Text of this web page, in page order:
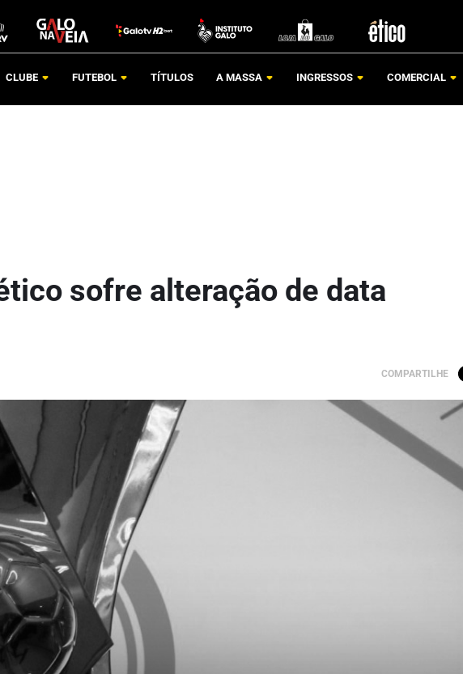
CLUBE FUTEBOL TÍTULOS A MASSA INGRESSOS COMERCIAL
sofre alteração de data
COMPARTILHE